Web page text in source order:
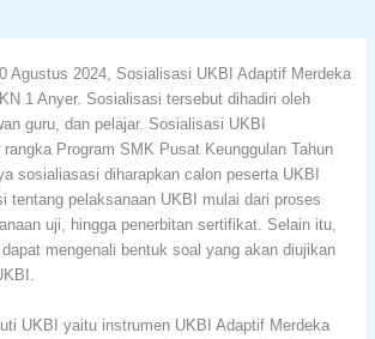
Agustus 2024, Sosialisasi UKBI Adaptif Merdeka
1 Anyer. Sosialisasi tersebut dihadiri oleh
guru, dan pelajar. Sosialisasi UKBI
Program SMK Pusat Keunggulan Tahun
sosialiasasi diharapkan calon peserta UKBI
tentang pelaksanaan UKBI mulai dari proses
uji, hingga penerbitan sertifikat. Selain itu,
mengenali bentuk soal yang akan diujikan
UKBI yaitu instrumen UKBI Adaptif Merdeka